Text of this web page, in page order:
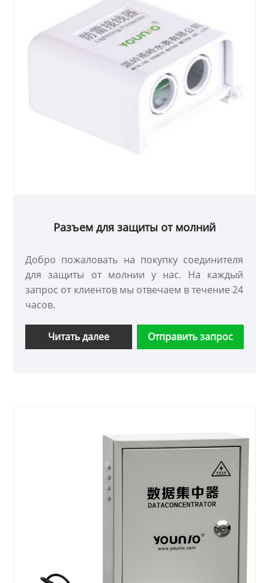
Разъем для защиты от молний
Добро пожаловать на покупку соединителя
для защиты от молнии у нас. На каждый
запрос от клиентов мы отвечаем в течение 24
часов.
Читать далее Отправить запрос